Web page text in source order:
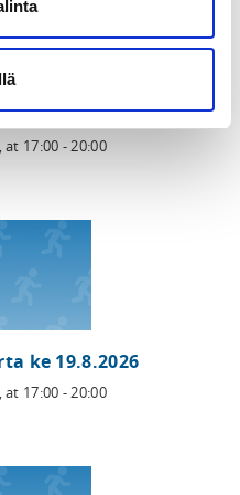
ke 12.8.2026
, at 17:00 - 20:00
ke 19.8.2026
, at 17:00 - 20:00